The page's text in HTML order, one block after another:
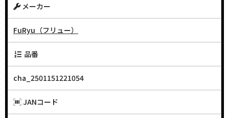
メーカー
FuRyu（フリュー）
品番
cha_2501151221054
JANコード